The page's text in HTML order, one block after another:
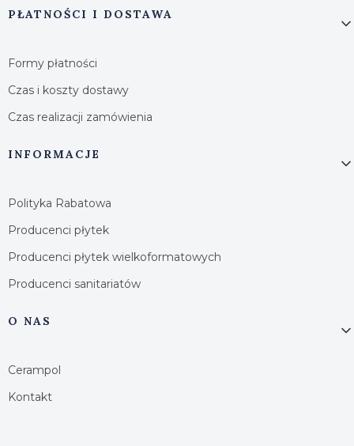
PŁATNOŚCI I DOSTAWA
Formy płatności
Czas i koszty dostawy
Czas realizacji zamówienia
INFORMACJE
Polityka Rabatowa
Producenci płytek
Producenci płytek wielkoformatowych
Producenci sanitariatów
O NAS
Cerampol
Kontakt